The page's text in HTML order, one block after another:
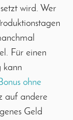
wird. Wer
Für einen
kann
ohne
auf andere
Geld